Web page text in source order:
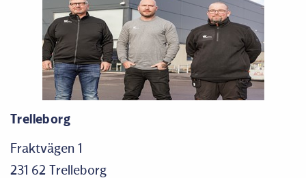
Trelleborg
Fraktvägen 1
231 62 Trelleborg